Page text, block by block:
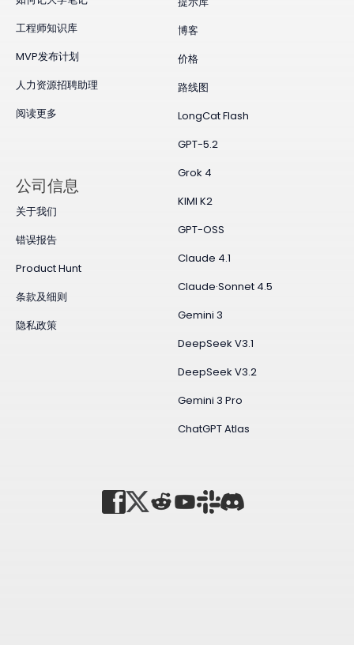
工程师知识库
MVP发布计划
人力资源招聘助理
阅读更多
博客
价格
路线图
LongCat Flash
GPT-5.2
Grok 4
KIMI K2
GPT-OSS
Claude 4.1
Claude·Sonnet 4.5
Gemini 3
DeepSeek V3.1
DeepSeek V3.2
Gemini 3 Pro
ChatGPT Atlas
公司信息
关于我们
错误报告
Product Hunt
条款及细则
隐私政策